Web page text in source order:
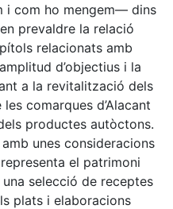
i com ho mengem— dins
prevaldre la relació
relacionats amb
d’objectius i la
a la revitalització dels
comarques d’Alacant
productes autòctons.
unes consideracions
el patrimoni
selecció de receptes
plats i elaboracions